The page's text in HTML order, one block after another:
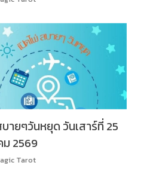
ายๆวันหยุด วันเสาร์ที่ 25
2569
Tarot